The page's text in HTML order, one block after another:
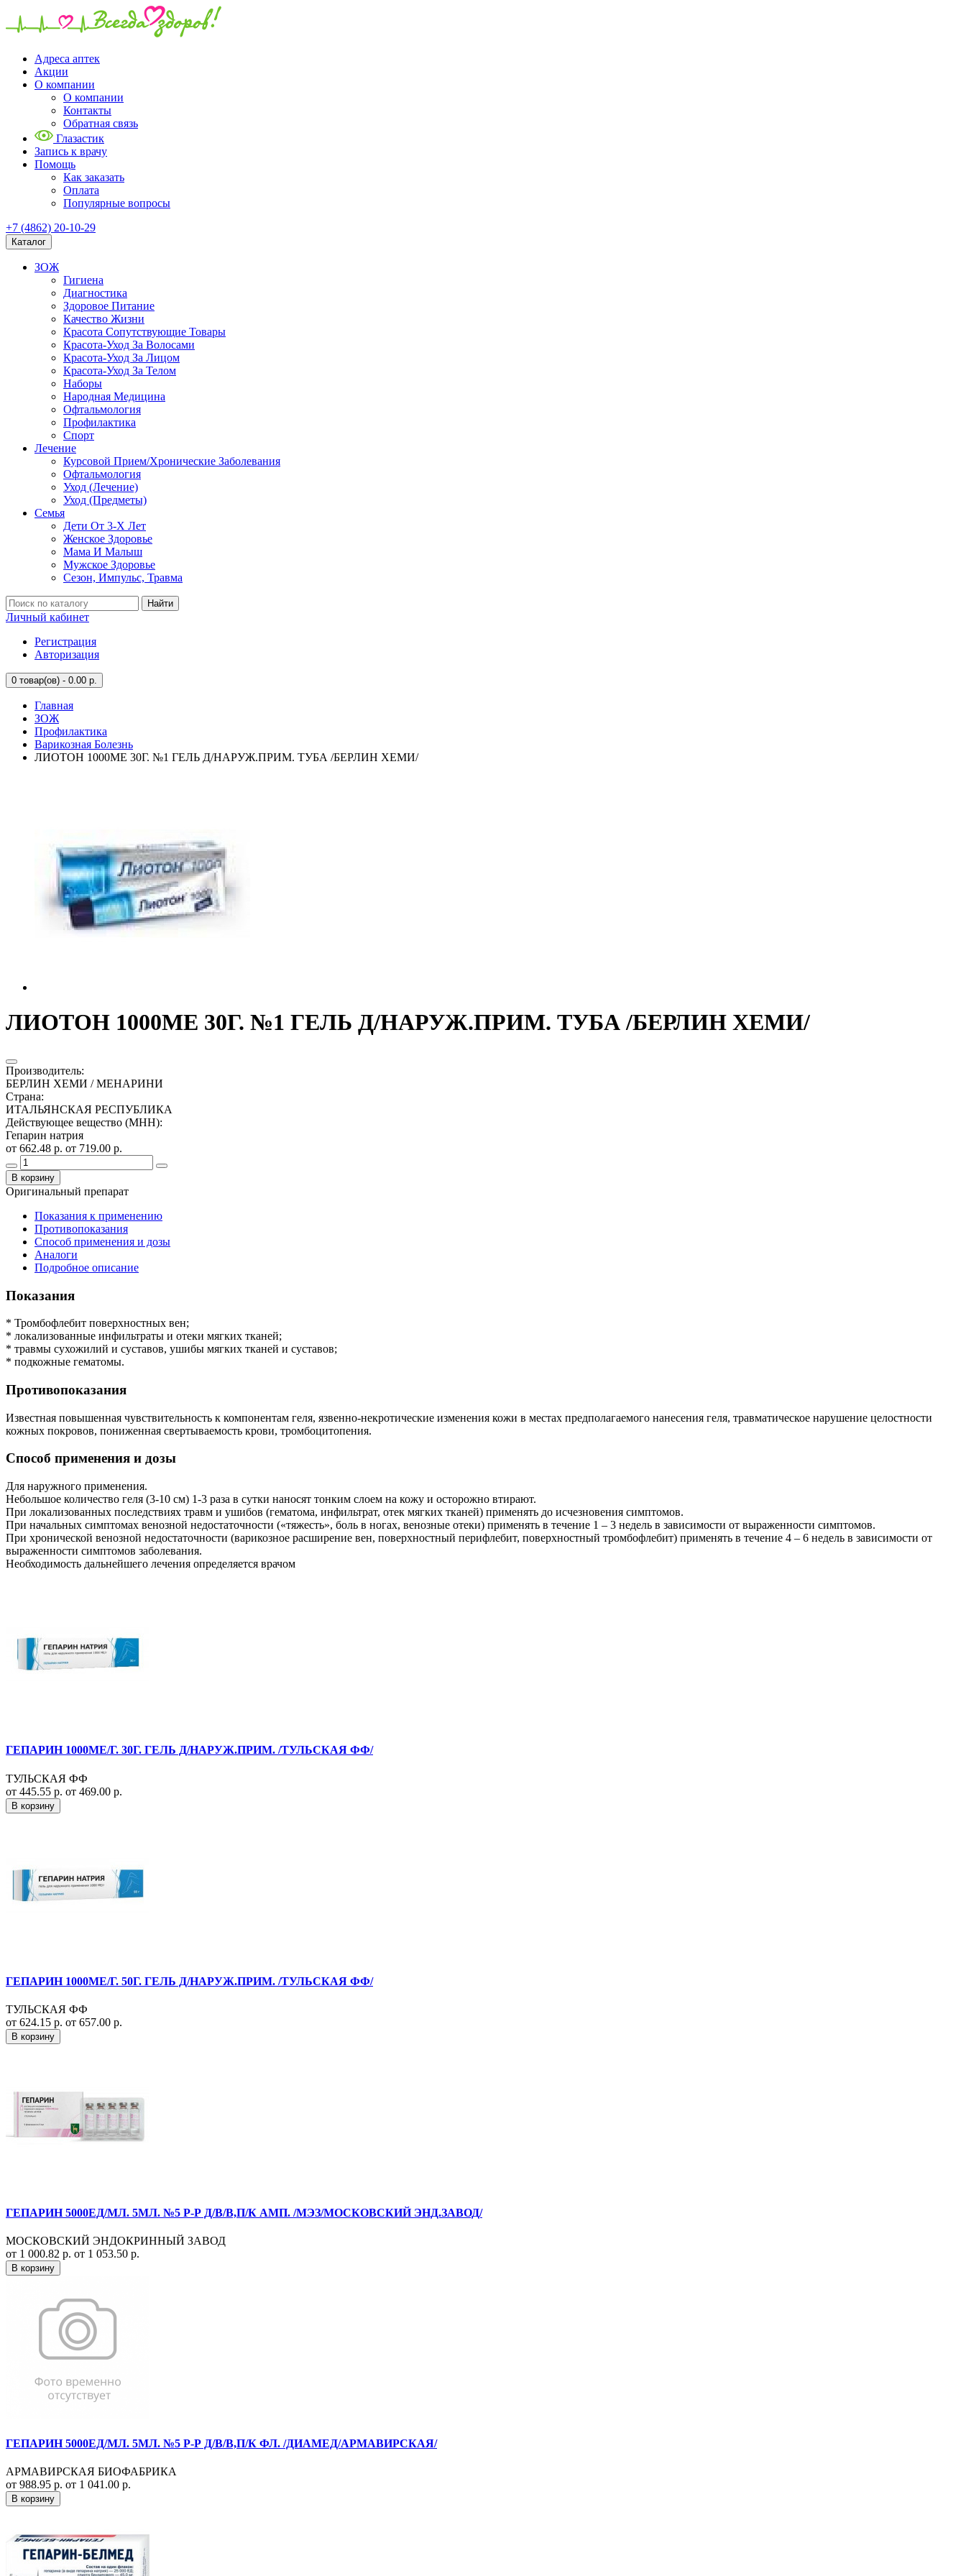
Адреса аптек
Акции
О компании
О компании
Контакты
Обратная связь
Глазастик
Запись к врачу
Помощь
Как заказать
Оплата
Популярные вопросы
+7 (4862) 20-10-29
Каталог
ЗОЖ
Гигиена
Диагностика
Здоровое Питание
Качество Жизни
Красота Сопутствующие Товары
Красота-Уход За Волосами
Красота-Уход За Лицом
Красота-Уход За Телом
Наборы
Народная Медицина
Офтальмология
Профилактика
Спорт
Лечение
Курсовой Прием/Хронические Заболевания
Офтальмология
Уход (Лечение)
Уход (Предметы)
Семья
Дети От 3-Х Лет
Женское Здоровье
Мама И Малыш
Мужское Здоровье
Сезон, Импульс, Травма
Найти
Личный кабинет
Регистрация
Авторизация
0 товар(ов) - 0.00 р.
Главная
ЗОЖ
Профилактика
Варикозная Болезнь
ЛИОТОН 1000МЕ 30Г. №1 ГЕЛЬ Д/НАРУЖ.ПРИМ. ТУБА /БЕРЛИН ХЕМИ/
ЛИОТОН 1000МЕ 30Г. №1 ГЕЛЬ Д/НАРУЖ.ПРИМ. ТУБА /БЕРЛИН ХЕМИ/
Производитель:
БЕРЛИН ХЕМИ / МЕНАРИНИ
Страна:
ИТАЛЬЯНСКАЯ РЕСПУБЛИКА
Действующее вещество (МНН):
Гепарин натрия
от 662.48 р. от 719.00 р.
В корзину
Оригинальный препарат
Показания к применению
Противопоказания
Способ применения и дозы
Аналоги
Подробное описание
Показания
* Тромбофлебит поверхностных вен;
* локализованные инфильтраты и отеки мягких тканей;
* травмы сухожилий и суставов, ушибы мягких тканей и суставов;
* подкожные гематомы.
Противопоказания
Известная повышенная чувствительность к компонентам геля, язвенно-некротические изменения кожи в местах предполагаемого нанесения геля, травматическое нарушение целостности
кожных покровов, пониженная свертываемость крови, тромбоцитопения.
Способ применения и дозы
Для наружного применения.
Небольшое количество геля (3-10 см) 1-3 раза в сутки наносят тонким слоем на кожу и осторожно втирают.
При локализованных последствиях травм и ушибов (гематома, инфильтрат, отек мягких тканей) применять до исчезновения симптомов.
При начальных симптомах венозной недостаточности («тяжесть», боль в ногах, венозные отеки) применять в течение 1 – 3 недель в зависимости от выраженности симптомов.
При хронической венозной недостаточности (варикозное расширение вен, поверхностный перифлебит, поверхностный тромбофлебит) применять в течение 4 – 6 недель в зависимости от
выраженности симптомов заболевания.
Необходимость дальнейшего лечения определяется врачом
ГЕПАРИН 1000МЕ/Г. 30Г. ГЕЛЬ Д/НАРУЖ.ПРИМ. /ТУЛЬСКАЯ ФФ/
ТУЛЬСКАЯ ФФ
от 445.55 р. от 469.00 р.
В корзину
ГЕПАРИН 1000МЕ/Г. 50Г. ГЕЛЬ Д/НАРУЖ.ПРИМ. /ТУЛЬСКАЯ ФФ/
ТУЛЬСКАЯ ФФ
от 624.15 р. от 657.00 р.
В корзину
ГЕПАРИН 5000ЕД/МЛ. 5МЛ. №5 Р-Р Д/В/В,П/К АМП. /МЭЗ/МОСКОВСКИЙ ЭНД.ЗАВОД/
МОСКОВСКИЙ ЭНДОКРИННЫЙ ЗАВОД
от 1 000.82 р. от 1 053.50 р.
В корзину
ГЕПАРИН 5000ЕД/МЛ. 5МЛ. №5 Р-Р Д/В/В,П/К ФЛ. /ДИАМЕД/АРМАВИРСКАЯ/
АРМАВИРСКАЯ БИОФАБРИКА
от 988.95 р. от 1 041.00 р.
В корзину